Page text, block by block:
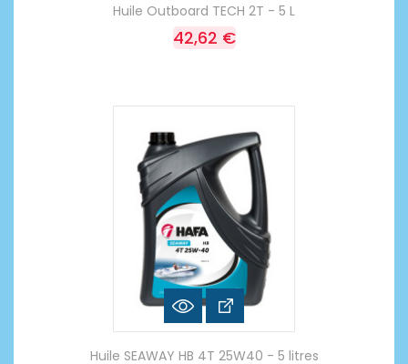
Huile Outboard TECH 2T - 5 L
42,62 €
Huile SEAWAY HB 4T 25W40 - 5 litres